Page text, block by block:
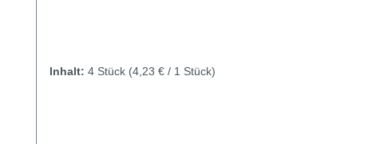
Inhalt: 4 Stück (4,23 € / 1 Stück)